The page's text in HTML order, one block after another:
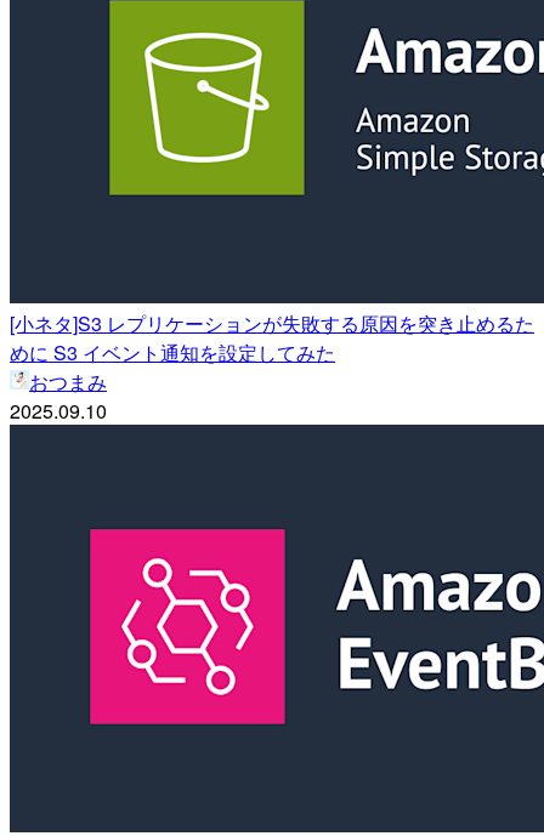
[小ネタ]S3 レプリケーションが失敗する原因を突き止めるた
めに S3 イベント通知を設定してみた
おつまみ
2025.09.10